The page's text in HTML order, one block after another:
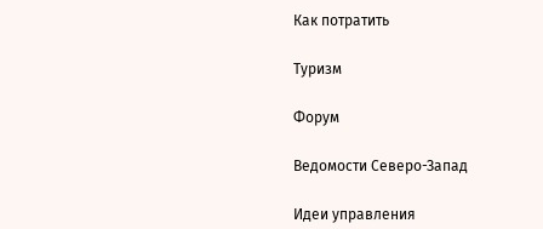
Как потратить
Туризм
Форум
Ведомости Северо-Запад
Идеи управления